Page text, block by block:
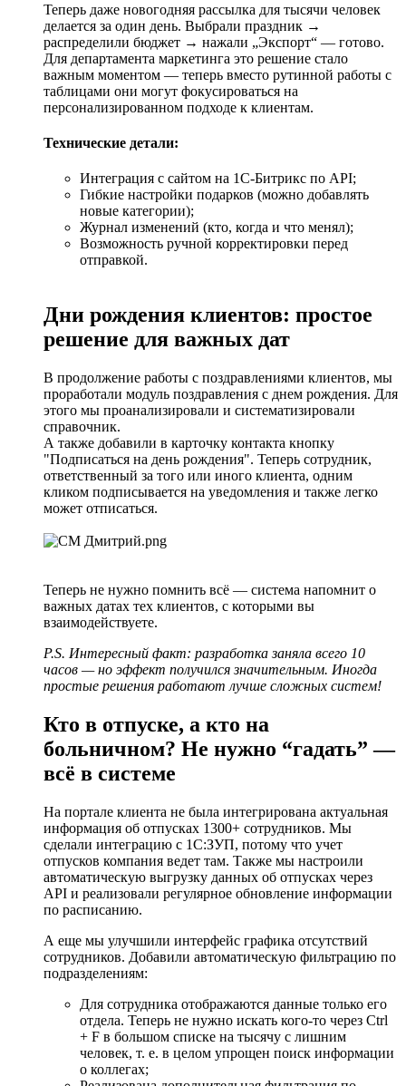
Теперь даже новогодняя рассылка для тысячи человек
делается за один день. Выбрали праздник →
распределили бюджет → нажали „Экспорт“ — готово.
Для департамента маркетинга это решение стало
важным моментом — теперь вместо рутинной работы с
таблицами они могут фокусироваться на
персонализированном подходе к клиентам.
Технические детали:
Интеграция с сайтом на 1С-Битрикс по API;
Гибкие настройки подарков (можно добавлять
новые категории);
Журнал изменений (кто, когда и что менял);
Возможность ручной корректировки перед
отправкой.
Дни рождения клиентов: простое
решение для важных дат
В продолжение работы с поздравлениями клиентов, мы
проработали модуль поздравления с днем рождения. Для
этого мы проанализировали и систематизировали
справочник.
А также добавили в карточку контакта кнопку
"Подписаться на день рождения". Теперь сотрудник,
ответственный за того или иного клиента, одним
кликом подписывается на уведомления и также легко
может отписаться.
Теперь не нужно помнить всё — система напомнит о
важных датах тех клиентов, с которыми вы
взаимодействуете.
P.S. Интересный факт: разработка заняла всего 10
часов — но эффект получился значительным. Иногда
простые решения работают лучше сложных систем!
Кто в отпуске, а кто на
больничном? Не нужно “гадать” —
всё в системе
На портале клиента не была интегрирована актуальная
информация об отпусках 1300+ сотрудников. Мы
сделали интеграцию с 1С:ЗУП, потому что учет
отпусков компания ведет там. Также мы настроили
автоматическую выгрузку данных об отпусках через
API и реализовали регулярное обновление информации
по расписанию.
А еще мы улучшили интерфейс графика отсутствий
сотрудников. Добавили автоматическую фильтрацию по
подразделениям:
Для сотрудника отображаются данные только его
отдела. Теперь не нужно искать кого-то через Ctrl
+ F в большом списке на тысячу с лишним
человек, т. е. в целом упрощен поиск информации
о коллегах;